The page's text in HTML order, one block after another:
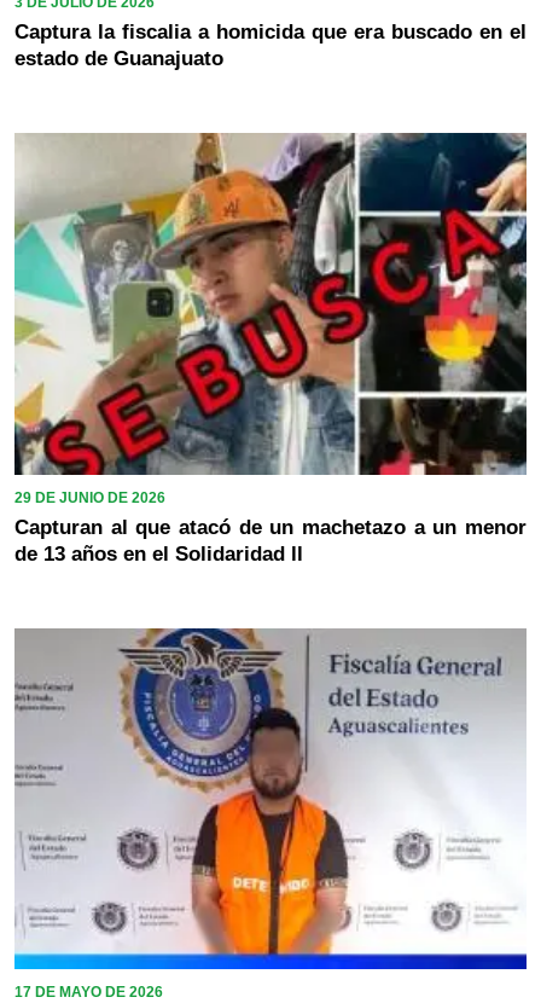
Captura la fiscalia a homicida que era buscado en el
estado de Guanajuato
29 DE JUNIO DE 2026
Capturan al que atacó de un machetazo a un menor
de 13 años en el Solidaridad ll
17 DE MAYO DE 2026